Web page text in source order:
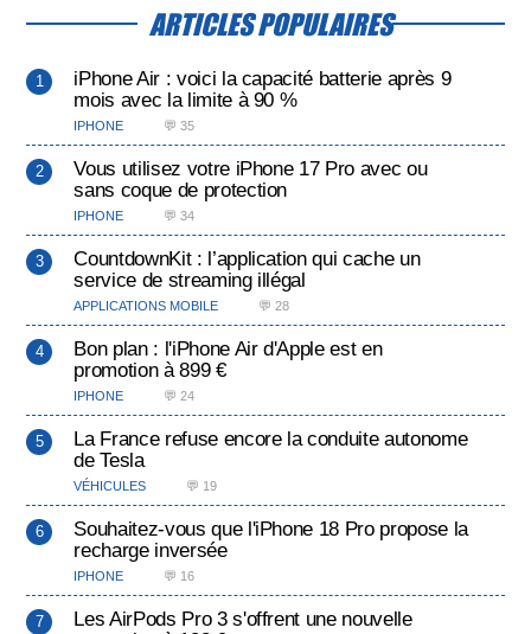
ARTICLES POPULAIRES
iPhone Air : voici la capacité batterie après 9
mois avec la limite à 90 %
IPHONE 💬 35
Vous utilisez votre iPhone 17 Pro avec ou
sans coque de protection
IPHONE 💬 34
CountdownKit : l’application qui cache un
service de streaming illégal
APPLICATIONS MOBILE 💬 28
Bon plan : l'iPhone Air d'Apple est en
promotion à 899 €
IPHONE 💬 24
La France refuse encore la conduite autonome
de Tesla
VÉHICULES 💬 19
Souhaitez-vous que l'iPhone 18 Pro propose la
recharge inversée
IPHONE 💬 16
Les AirPods Pro 3 s'offrent une nouvelle